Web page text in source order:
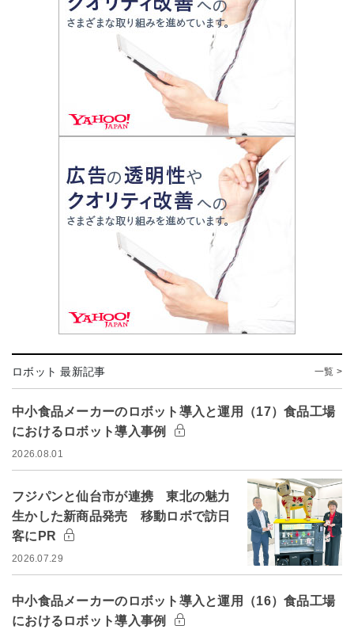
ロボット 最新記事 一覧 >
中小食品メーカーのロボット導入と運用（17）食品工場
におけるロボット導入事例
2026.08.01
フジパンと仙台市が連携 東北の魅力
生かした新商品発売 移動ロボで訪日
客にPR
2026.07.29
中小食品メーカーのロボット導入と運用（16）食品工場
におけるロボット導入事例